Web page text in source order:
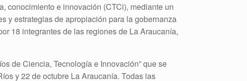
conocimiento e innovación (CTCi), mediante un
y estrategias de apropiación para la gobernanza
18 integrantes de las regiones de La Araucanía,
de Ciencia, Tecnología e Innovación” que se
y 22 de octubre La Araucanía. Todas las